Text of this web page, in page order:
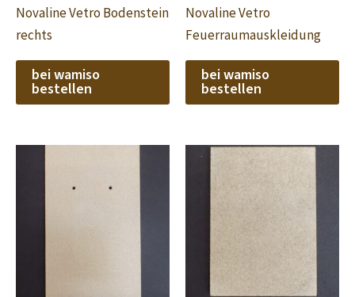
Novaline Vetro Bodenstein
rechts
bei wamiso
bestellen
Novaline Vetro
Feuerraumauskleidung
bei wamiso
bestellen